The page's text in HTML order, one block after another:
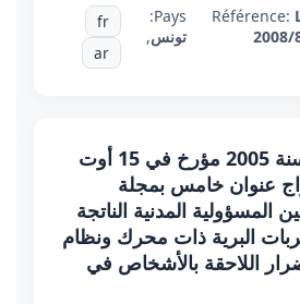
Référence:
2008/
Pays:
تونس,
fr
ar
قانون عدد 86 لسنة 2005 مؤرخ في 15 أوت
عنوان خامس بمجلة
المسؤولية المدنية الناتجة
البرية ذات محرك ونظام
اللاحقة بالأشخاص في